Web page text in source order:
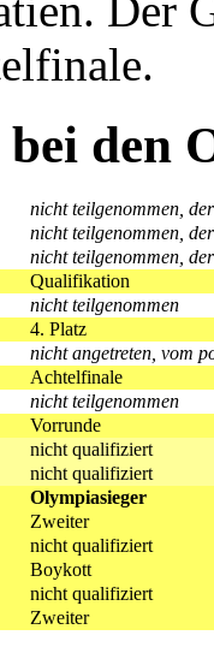
den
nicht teilgenommen,
nicht teilgenommen,
nicht teilgenommen,
Qualifikation
nicht teilgenommen
4. Platz
nicht angetreten, vom
Achtelfinale
nicht teilgenommen
Vorrunde
nicht qualifiziert
nicht qualifiziert
Olympiasieger
Zweiter
nicht qualifiziert
Boykott
nicht qualifiziert
Zweiter